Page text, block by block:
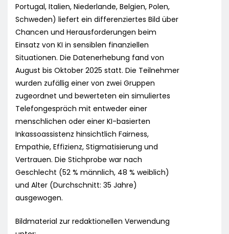
Portugal, Italien, Niederlande, Belgien, Polen,
Schweden) liefert ein differenziertes Bild über
Chancen und Herausforderungen beim
Einsatz von KI in sensiblen finanziellen
Situationen. Die Datenerhebung fand von
August bis Oktober 2025 statt. Die Teilnehmer
wurden zufällig einer von zwei Gruppen
zugeordnet und bewerteten ein simuliertes
Telefongespräch mit entweder einer
menschlichen oder einer KI-basierten
Inkassoassistenz hinsichtlich Fairness,
Empathie, Effizienz, Stigmatisierung und
Vertrauen. Die Stichprobe war nach
Geschlecht (52 % männlich, 48 % weiblich)
und Alter (Durchschnitt: 35 Jahre)
ausgewogen.
Bildmaterial zur redaktionellen Verwendung